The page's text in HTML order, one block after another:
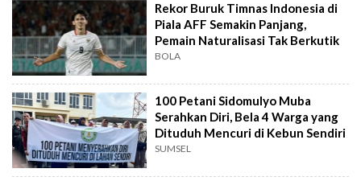
Rekor Buruk Timnas Indonesia di
Piala AFF Semakin Panjang,
Pemain Naturalisasi Tak Berkutik
BOLA
100 Petani Sidomulyo Muba
Serahkan Diri, Bela 4 Warga yang
Dituduh Mencuri di Kebun Sendiri
SUMSEL